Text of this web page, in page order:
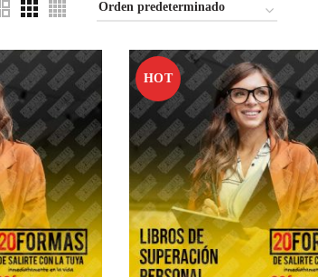
HOT